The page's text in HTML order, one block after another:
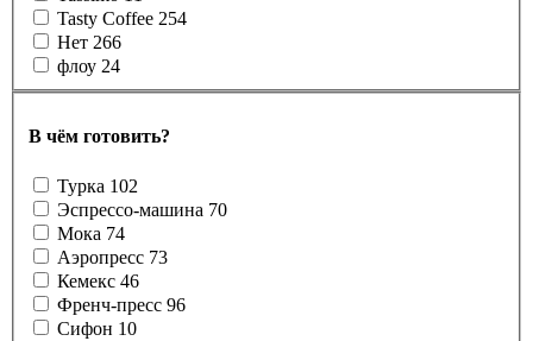
Tasty Coffee 254
Нет 266
флоу 24
В чём готовить?
Турка 102
Эспрессо-машина 70
Мока 74
Аэропресс 73
Кемекс 46
Френч-пресс 96
Сифон 10